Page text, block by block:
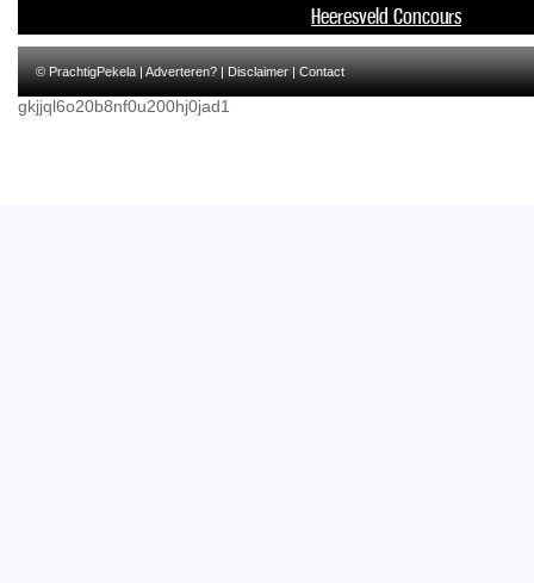
Heeresveld Concours
© PrachtigPekela |Adverteren?|Disclaimer|Contact
gkjjql6o20b8nf0u200hj0jad1